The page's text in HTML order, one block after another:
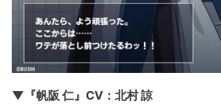
▼『帆阪 仁』CV：北村 諒